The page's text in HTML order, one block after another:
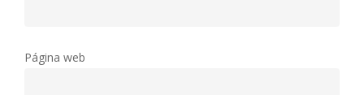
Página web